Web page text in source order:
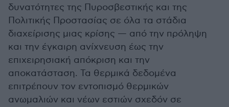
δυνατότητες της Πυροσβεστικής και της
Πολιτικής Προστασίας σε όλα τα στάδια
διαχείρισης μιας κρίσης — από την πρόληψη
και την έγκαιρη ανίχνευση έως την
επιχειρησιακή απόκριση και την
αποκατάσταση. Τα θερμικά δεδομένα
επιτρέπουν τον εντοπισμό θερμικών
ανωμαλιών και νέων εστιών σχεδόν σε